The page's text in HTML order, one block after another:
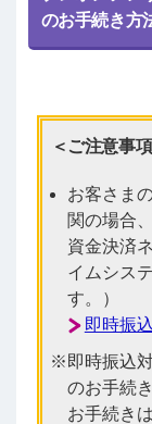
のお手続き方
＜ご注意事
お客さま
関の場合
資金決済
イムシス
す。）
即時振
即時振込
のお手続
お手続き